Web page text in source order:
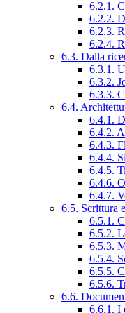
6.2.1.
6.2.2.
6.2.3.
6.2.4.
6.3. Dalla
6.3.1.
6.3.2.
6.3.3.
6.4.
6.4.1.
6.4.2.
6.4.3.
6.4.4.
6.4.5.
6.4.6.
6.4.7.
6.5. Scrittura
6.5.1.
6.5.2.
6.5.3.
6.5.4.
6.5.5.
6.5.6.
6.6.
6.6.1. I